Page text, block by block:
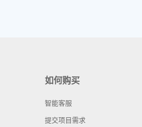
如何购买
智能客服
提交项目需求